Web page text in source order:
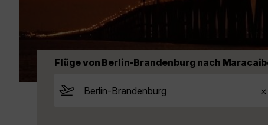
Flüge von Berlin-Brandenburg nach